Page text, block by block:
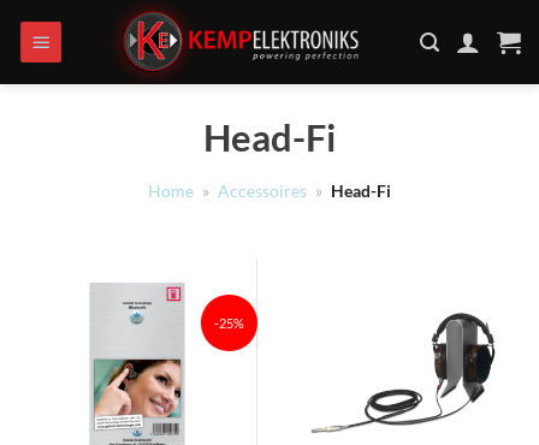
naar
inhoud
Head-Fi
Home » Accessoires » Head-Fi
-25%